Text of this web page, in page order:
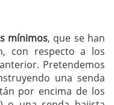
mínimos, que se han
con respecto a los
Pretendemos
una senda
por encima de los